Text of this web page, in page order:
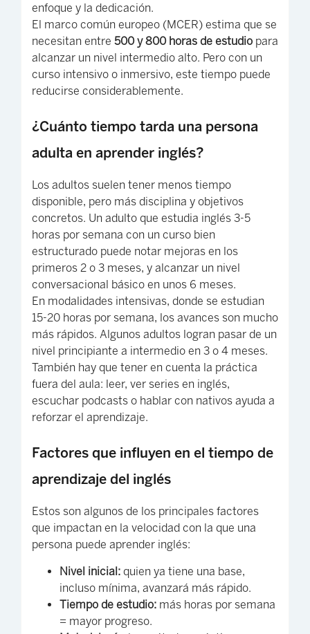
enfoque y la dedicación.
El marco común europeo (MCER) estima que se
necesitan entre 500 y 800 horas de estudio para
alcanzar un nivel intermedio alto. Pero con un
curso intensivo o inmersivo, este tiempo puede
reducirse considerablemente.
¿Cuánto tiempo tarda una persona
adulta en aprender inglés?
Los adultos suelen tener menos tiempo
disponible, pero más disciplina y objetivos
concretos. Un adulto que estudia inglés 3-5
horas por semana con un curso bien
estructurado puede notar mejoras en los
primeros 2 o 3 meses, y alcanzar un nivel
conversacional básico en unos 6 meses.
En modalidades intensivas, donde se estudian
15-20 horas por semana, los avances son mucho
más rápidos. Algunos adultos logran pasar de un
nivel principiante a intermedio en 3 o 4 meses.
También hay que tener en cuenta la práctica
fuera del aula: leer, ver series en inglés,
escuchar podcasts o hablar con nativos ayuda a
reforzar el aprendizaje.
Factores que influyen en el tiempo de
aprendizaje del inglés
Estos son algunos de los principales factores
que impactan en la velocidad con la que una
persona puede aprender inglés:
Nivel inicial: quien ya tiene una base,
incluso mínima, avanzará más rápido.
Tiempo de estudio: más horas por semana
= mayor progreso.